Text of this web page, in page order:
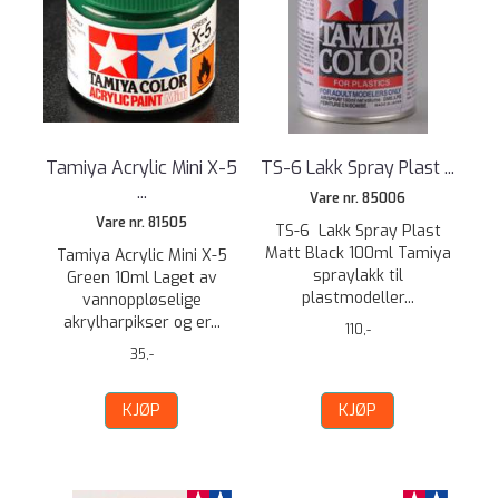
Tamiya Acrylic Mini X-5
...
Vare nr. 81505
Tamiya Acrylic Mini X-5
Green 10ml Laget av
vannoppløselige
akrylharpikser og er...
35,-
KJØP
TS-6 Lakk Spray Plast ...
Vare nr. 85006
TS-6 Lakk Spray Plast
Matt Black 100ml Tamiya
spraylakk til
plastmodeller...
110,-
KJØP